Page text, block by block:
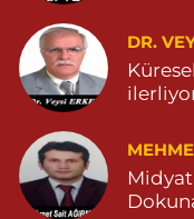
YENİ MAHALLE 3086
0 (482) 541 31 21
DR.